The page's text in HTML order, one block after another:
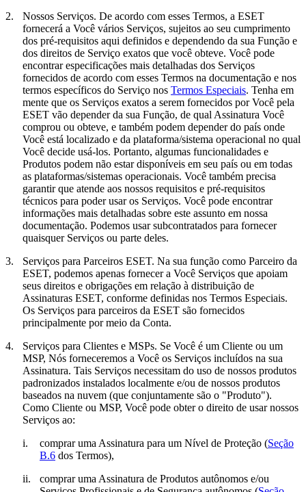
2.
Nossos Serviços. De acordo com esses Termos, a ESET
fornecerá a Você vários Serviços, sujeitos ao seu cumprimento
dos pré-requisitos aqui definidos e dependendo da sua Função e
dos direitos de Serviço exatos que você obteve. Você pode
encontrar especificações mais detalhadas dos Serviços
fornecidos de acordo com esses Termos na documentação e nos
termos específicos do Serviço nos Termos Especiais. Tenha em
mente que os Serviços exatos a serem fornecidos por Você pela
ESET vão depender da sua Função, de qual Assinatura Você
comprou ou obteve, e também podem depender do país onde
Você está localizado e da plataforma/sistema operacional no qual
Você decide usá-los. Portanto, algumas funcionalidades e
Produtos podem não estar disponíveis em seu país ou em todas
as plataformas/sistemas operacionais. Você também precisa
garantir que atende aos nossos requisitos e pré-requisitos
técnicos para poder usar os Serviços. Você pode encontrar
informações mais detalhadas sobre este assunto em nossa
documentação. Podemos usar subcontratados para fornecer
quaisquer Serviços ou parte deles.
3.
Serviços para Parceiros ESET. Na sua função como Parceiro da
ESET, podemos apenas fornecer a Você Serviços que apoiam
seus direitos e obrigações em relação à distribuição de
Assinaturas ESET, conforme definidas nos Termos Especiais.
Os Serviços para parceiros da ESET são fornecidos
principalmente por meio da Conta.
4.
Serviços para Clientes e MSPs. Se Você é um Cliente ou um
MSP, Nós forneceremos a Você os Serviços incluídos na sua
Assinatura. Tais Serviços necessitam do uso de nossos produtos
padronizados instalados localmente e/ou de nossos produtos
baseados na nuvem (que conjuntamente são o "Produto").
Como Cliente ou MSP, Você pode obter o direito de usar nossos
Serviços ao:
i.
comprar uma Assinatura para um Nível de Proteção (Seção
B.6 dos Termos),
ii.
comprar uma Assinatura de Produtos autônomos e/ou